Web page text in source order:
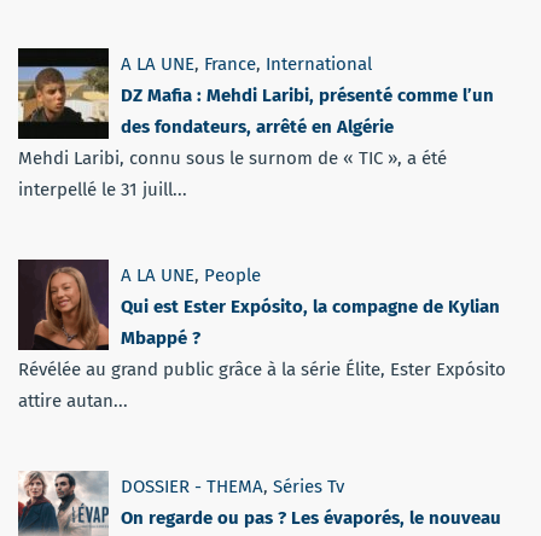
A LA UNE, France, International
DZ Mafia : Mehdi Laribi, présenté comme l’un
des fondateurs, arrêté en Algérie
Mehdi Laribi, connu sous le surnom de « TIC », a été
interpellé le 31 juill...
A LA UNE, People
Qui est Ester Expósito, la compagne de Kylian
Mbappé ?
Révélée au grand public grâce à la série Élite, Ester Expósito
attire autan...
DOSSIER - THEMA, Séries Tv
On regarde ou pas ? Les évaporés, le nouveau